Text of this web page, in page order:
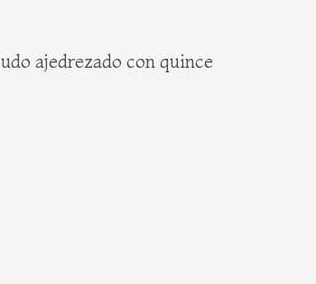
ajedrezado con quince